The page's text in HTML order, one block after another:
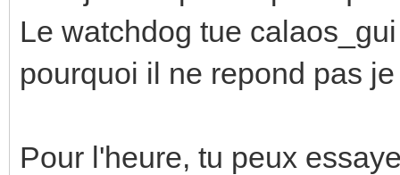
Le watchdog tue
pourquoi il ne repond pas
Pour l'heure, tu peux